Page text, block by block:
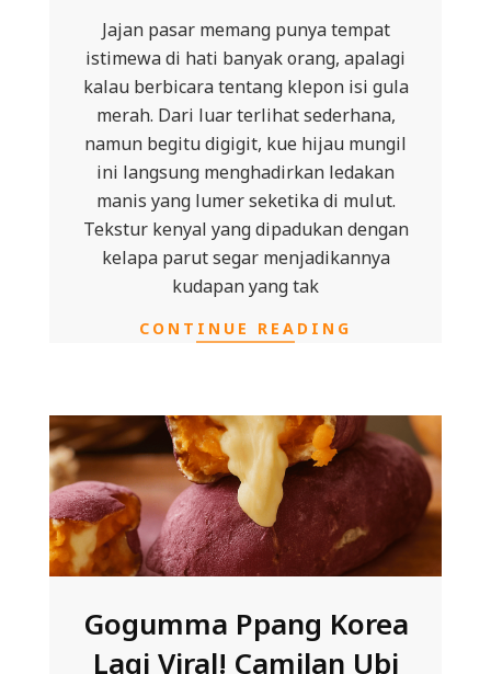
Jajan pasar memang punya tempat
istimewa di hati banyak orang, apalagi
kalau berbicara tentang klepon isi gula
merah. Dari luar terlihat sederhana,
namun begitu digigit, kue hijau mungil
ini langsung menghadirkan ledakan
manis yang lumer seketika di mulut.
Tekstur kenyal yang dipadukan dengan
kelapa parut segar menjadikannya
kudapan yang tak
CONTINUE READING
Gogumma Ppang Korea
Lagi Viral! Camilan Ubi